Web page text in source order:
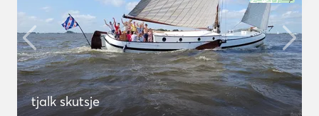
tjalk skutsje